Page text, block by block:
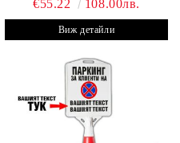
€55.22 108.00лв.
Виж детайли